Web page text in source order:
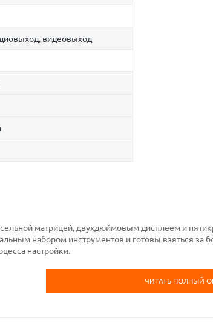
видеовыход
матрицей, двухдюймовым дисплеем и
набором инструментов и готовы взяться за
настройки.
ЧИТАТЬ ПОЛНЫЙ